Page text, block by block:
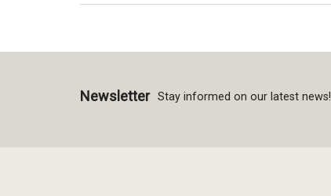
Newsletter Stay informed on our latest news!